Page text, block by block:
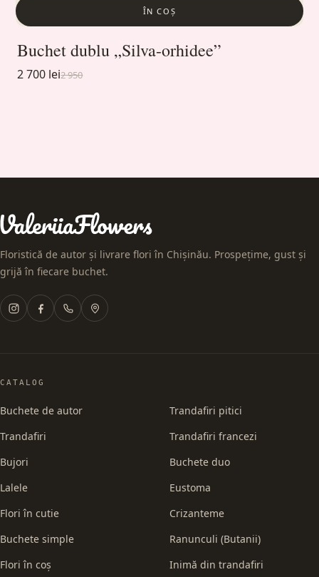
ÎN COȘ
Buchet dublu „Silva-orhidee”
2 700 lei2 950
Floristică de autor și livrare flori în Chișinău. Prospețime, gust și
grijă în fiecare buchet.
CATALOG
Buchete de autor
Trandafiri
Bujori
Lalele
Flori în cutie
Buchete simple
Flori în coș
Trandafiri pitici
Trandafiri francezi
Buchete duo
Eustoma
Crizanteme
Ranunculi (Butanii)
Inimă din trandafiri